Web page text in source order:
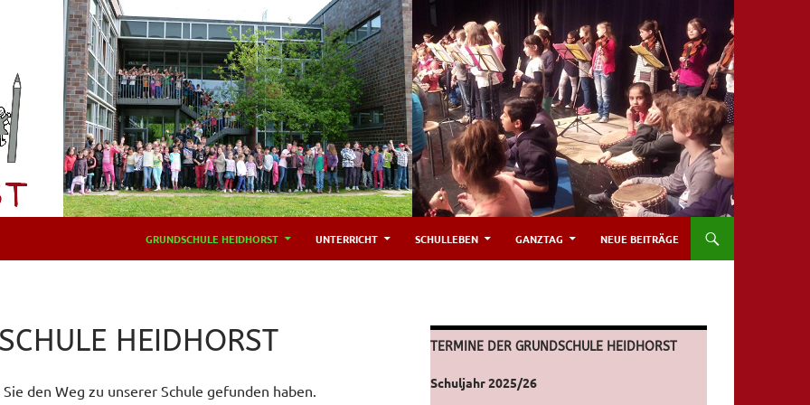
GRUNDSCHULE HEIDHORST UNTERRICHT SCHULLEBEN GANZTAG NEUE BEITRÄGE
HEIDHORST
Sie den Weg zu unserer Schule gefunden haben.
TERMINE DER GRUNDSCHULE HEIDHORST
Schuljahr 2025/26